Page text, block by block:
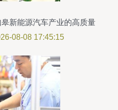
新能源汽车产业的高质量
之路
08-08 17:45:15